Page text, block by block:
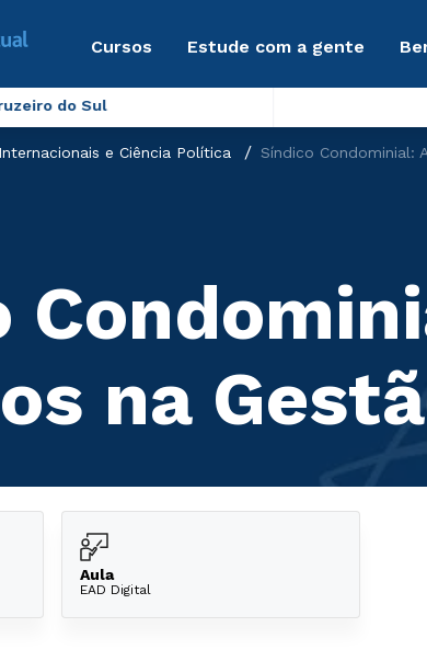
Cursos Estude com a gente
do Sul
e Ciência Política Síndico Condominial:
na
Aula
EAD Digital